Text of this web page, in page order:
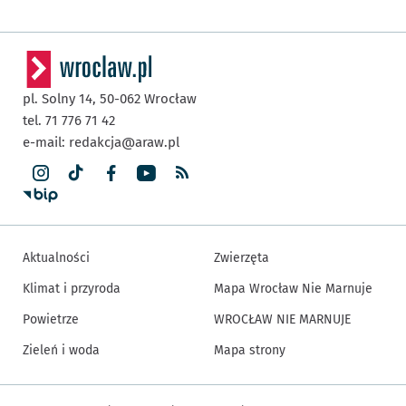
pl. Solny 14, 50-062 Wrocław
tel. 71 776 71 42
e-mail: redakcja@araw.pl
Aktualności
Klimat i przyroda
Powietrze
Zieleń i woda
Zwierzęta
Mapa Wrocław Nie Marnuje
WROCŁAW NIE MARNUJE
Mapa strony
Inne informacje